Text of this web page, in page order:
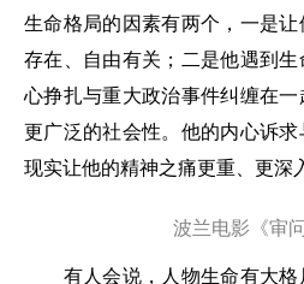
生命格局的因素有两个，一是
存在、自由有关；二是他遇到
心挣扎与重大政治事件纠缠在
更广泛的社会性。他的内心诉
现实让他的精神之痛更重、更深
波兰电影《审
有人会说，人物生命有大格